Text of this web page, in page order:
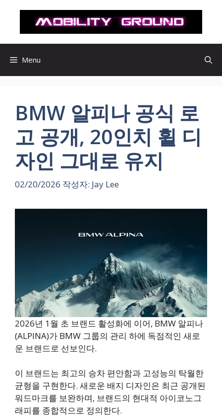
로
Menu
BMW 알피나 공식 로
고 공개, 20인치 휠 디
자인 그대로 유지
02/20/2026 작성자: Jay Lee
2026년 1월 초 브랜드 활성화에 이어, BMW 알피나
(ALPINA)가 BMW 그룹의 관리 하에 독점적인 새로
운 브랜드로 선보인다.
이 브랜드는 최고의 승차 편안함과 고성능의 탁월한
균형을 구현한다. 새로운 배지 디자인은 최근 공개된
워드마크를 보완하며, 브랜드의 현대적 아이코노그
래피를 종합적으로 정의한다.